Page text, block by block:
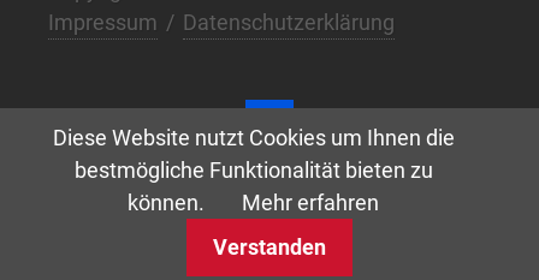
Impressum / Datenschutzerklärung
Digital. Klar. Anders. – w3.de
Diese Website nutzt Cookies um Ihnen die
bestmögliche Funktionalität bieten zu
können.
Mehr erfahren
Verstanden